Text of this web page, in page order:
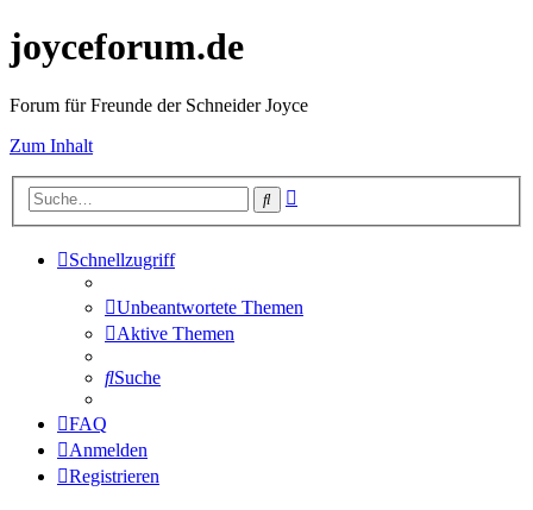
joyceforum.de
Forum für Freunde der Schneider Joyce
Zum Inhalt
Suche
Schnellzugriff
Unbeantwortete Themen
Aktive Themen
Suche
FAQ
Anmelden
Registrieren